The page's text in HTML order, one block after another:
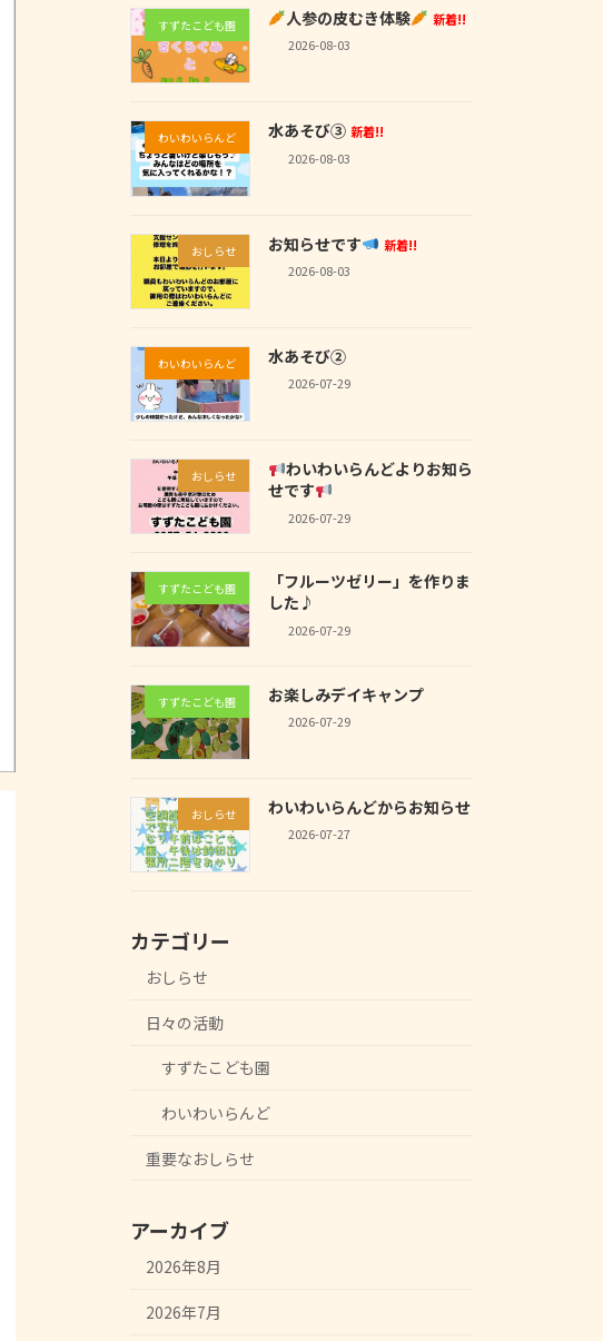
すずたこども園 人参の皮むき体験
新着!!
2026-08-03
わいわいらんど 水あそび③ 新着!!
2026-08-03
おしらせ お知らせです
新着!!
2026-08-03
わいわいらんど 水あそび②
2026-07-29
おしらせ
わいわいらんどよりお知ら
せです
2026-07-29
すずたこども園
「フルーツゼリー」を作りま
した♪
2026-07-29
すずたこども園 お楽しみデイキャンプ
2026-07-29
おしらせ わいわいらんどからお知らせ
2026-07-27
カテゴリー
おしらせ
日々の活動
すずたこども園
わいわいらんど
重要なおしらせ
アーカイブ
2026年8月
2026年7月